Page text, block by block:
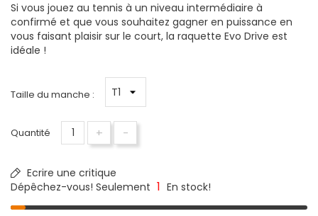
Si vous jouez au tennis à un niveau intermédiaire à
confirmé et que vous souhaitez gagner en puissance en
vous faisant plaisir sur le court, la raquette Evo Drive est
idéale !
Taille du manche :
Quantité + -
Ecrire une critique
Dépêchez-vous! Seulement 1 En stock!